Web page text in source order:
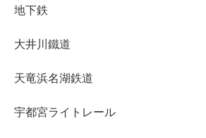
地下鉄
大井川鐵道
天竜浜名湖鉄道
宇都宮ライトレール